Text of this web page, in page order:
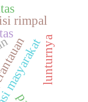
rimpal
lunturnya